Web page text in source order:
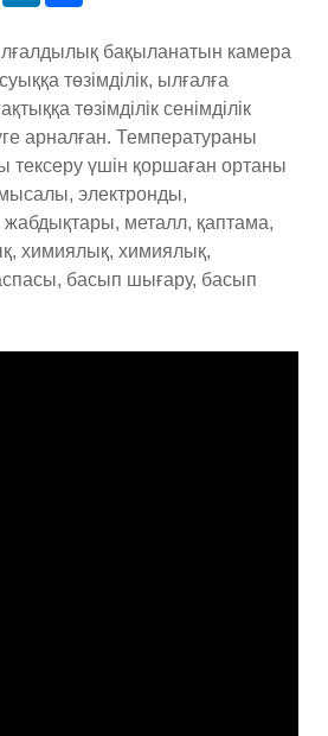
бақыланатын камера
төзімділік, ылғалға
төзімділік сенімділік
арналған. Температураны
үшін қоршаған ортаны
электронды,
жабдықтары, металл, қаптама,
химиялық, химиялық,
басып шығару, басып